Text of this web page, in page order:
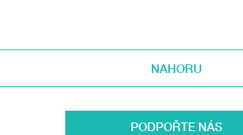
NAHORU
PODPOŘTE NÁS